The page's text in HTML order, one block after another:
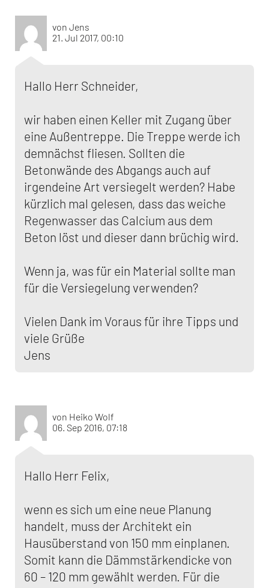
von Jens
21. Jul 2017, 00:10
Hallo Herr Schneider,
wir haben einen Keller mit Zugang über
eine Außentreppe. Die Treppe werde ich
demnächst fliesen. Sollten die
Betonwände des Abgangs auch auf
irgendeine Art versiegelt werden? Habe
kürzlich mal gelesen, dass das weiche
Regenwasser das Calcium aus dem
Beton löst und dieser dann brüchig wird.
Wenn ja, was für ein Material sollte man
für die Versiegelung verwenden?
Vielen Dank im Voraus für ihre Tipps und
viele Grüße
Jens
von Heiko Wolf
06. Sep 2016, 07:18
Hallo Herr Felix,
wenn es sich um eine neue Planung
handelt, muss der Architekt ein
Hausüberstand von 150 mm einplanen.
Somit kann die Dämmstärkendicke von
60 – 120 mm gewählt werden. Für die